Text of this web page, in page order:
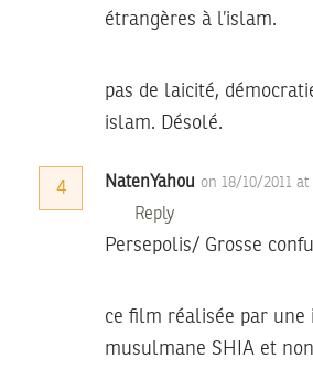
étrangères à l’islam.
pas de laicité,
islam. Désolé.
4 NatenYahou on 18/10/2011 at
Reply
Persepolis/ Grosse
ce film réalisée par une
musulmane SHIA et